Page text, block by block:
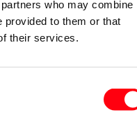
who may combine
provided to them or that
their services.